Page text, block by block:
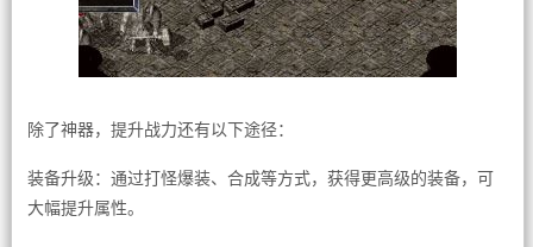
除了神器，提升战力还有以下途径：
装备升级：通过打怪爆装、合成等方式，获得更高级的装备，可
大幅提升属性。